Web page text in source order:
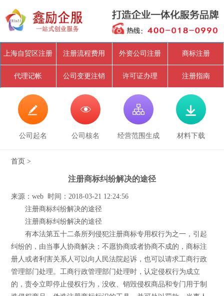
上海自贸区注册 注册流程费用 外资公司注册 商标注册
代理记帐 公司变更注销 许可证办理 注册指南

公司起名

公司核名

经营范围生成

材料下载
首页 >
注册商标纠纷解决的途径
来源：web 时间：2018-03-21 12:24:56
注册商标纠纷解决的途径
注册商标纠纷解决的途径
有本法第五十二条所列侵犯注册商标专用权行为之一，引起
纠纷的，由当事人协商解决；不愿协商或者协商不成的，商标注
册人或者利害关系人可以向人民法院起诉，也可以请求工商行政
管理部门处理。工商行政管理部门处理时，认定侵权行为成立
的，责令立即停止侵权行为，没收、销毁侵权商品和专门用于制